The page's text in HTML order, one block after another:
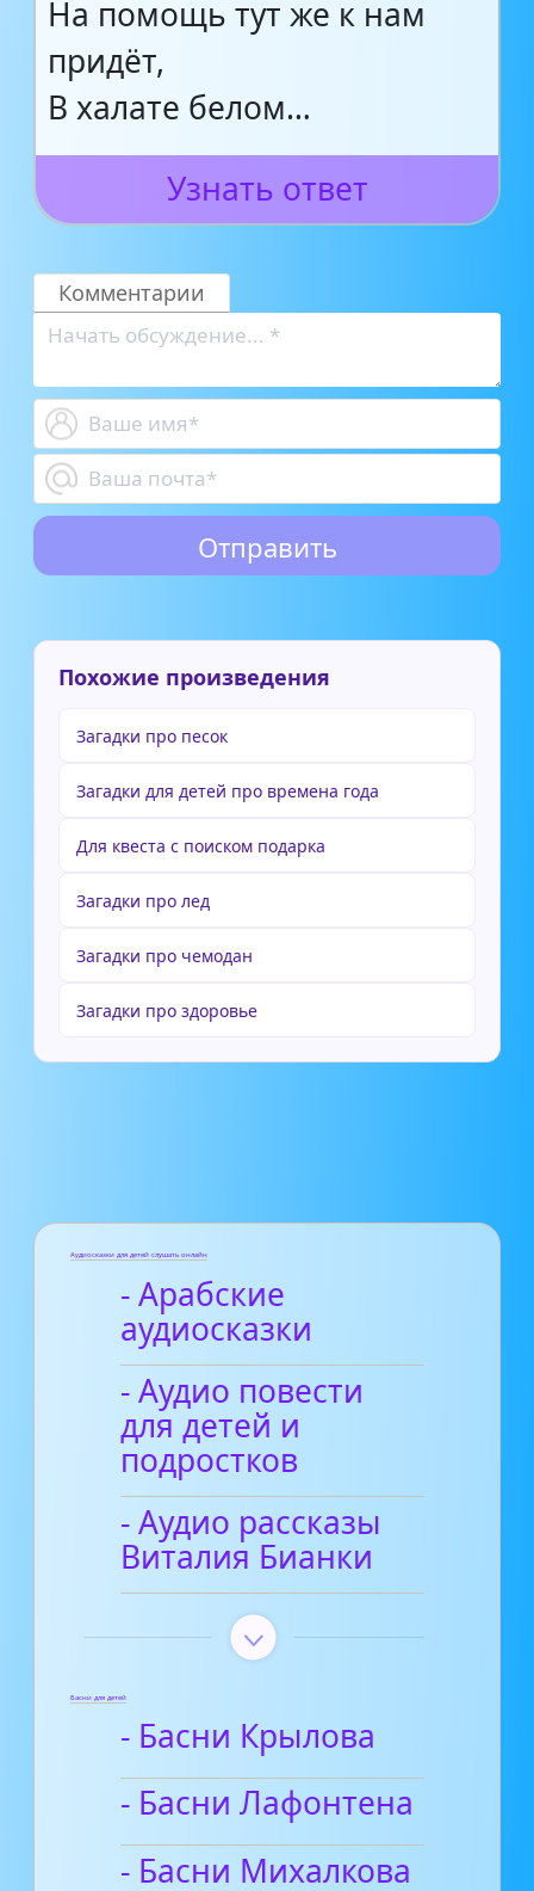
На помощь тут же к нам
придёт,
В халате белом…
Узнать ответ
Комментарии
Похожие произведения
Загадки про песок
Загадки для детей про времена года
Для квеста с поиском подарка
Загадки про лед
Загадки про чемодан
Загадки про здоровье
Аудиосказки для детей слушать онлайн
- Арабские
аудиосказки
- Аудио повести
для детей и
подростков
- Аудио рассказы
Виталия Бианки
Басни для детей
- Басни Крылова
- Басни Лафонтена
- Басни Михалкова